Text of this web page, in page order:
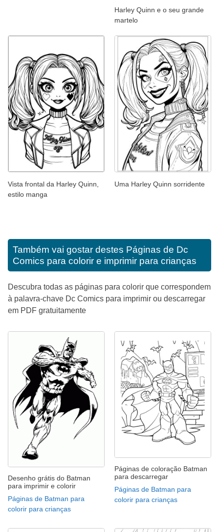
Harley Quinn e o seu grande
martelo
Vista frontal da Harley Quinn,
estilo manga
Uma Harley Quinn sorridente
Também vai gostar destes Páginas de Dc
Comics para colorir e imprimir para crianças
Descubra todas as páginas para colorir que correspondem
à palavra-chave Dc Comics para imprimir ou descarregar
em PDF gratuitamente
Desenho grátis do Batman
para imprimir e colorir
Páginas de Batman para
colorir para crianças
Páginas de coloração Batman
para descarregar
Páginas de Batman para
colorir para crianças